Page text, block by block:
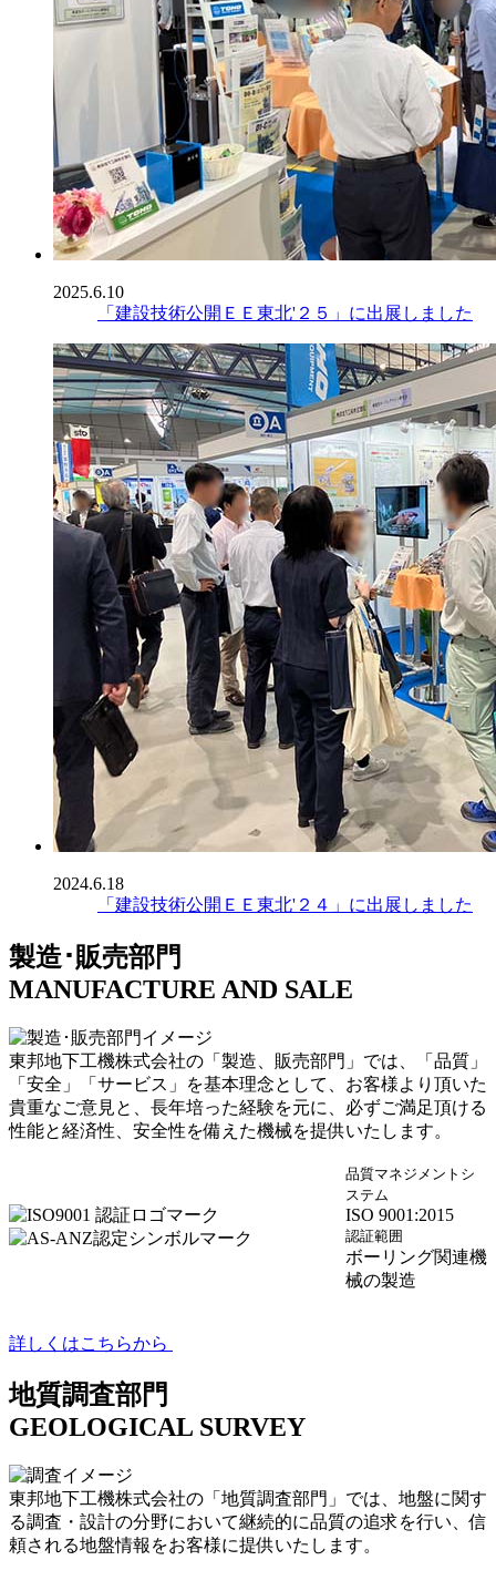
2025.6.10
「建設技術公開ＥＥ東北'２５」に出展しました
2024.6.18
「建設技術公開ＥＥ東北'２４」に出展しました
製造･販売部門
MANUFACTURE AND SALE
東邦地下工機株式会社の「製造、販売部門」では、「品質」
「安全」「サービス」を基本理念として、お客様より頂いた
貴重なご意見と、長年培った経験を元に、必ずご満足頂ける
性能と経済性、安全性を備えた機械を提供いたします。
品質マネジメントシ
ステム
ISO 9001:2015
認証範囲
ボーリング関連機
械の製造
詳しくはこちらから
地質調査部門
GEOLOGICAL SURVEY
東邦地下工機株式会社の「地質調査部門」では、地盤に関す
る調査・設計の分野において継続的に品質の追求を行い、信
頼される地盤情報をお客様に提供いたします。